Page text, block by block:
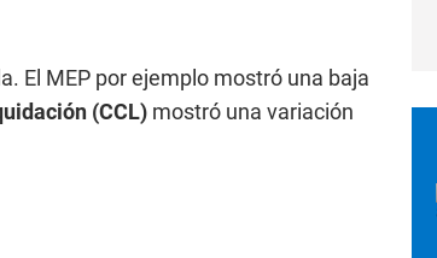
El MEP por ejemplo mostró una baja
(CCL) mostró una variación